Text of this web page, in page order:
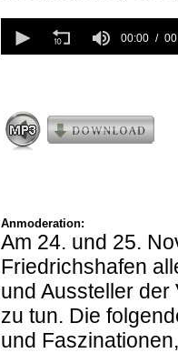
seconds
of
00:00
Anmoderation:
Am 24. und 25.
Friedrichshafen
und Aussteller
zu tun. Die
und